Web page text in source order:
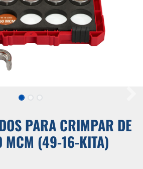
PARA CRIMPAR DE
MCM (49-16-KITA)